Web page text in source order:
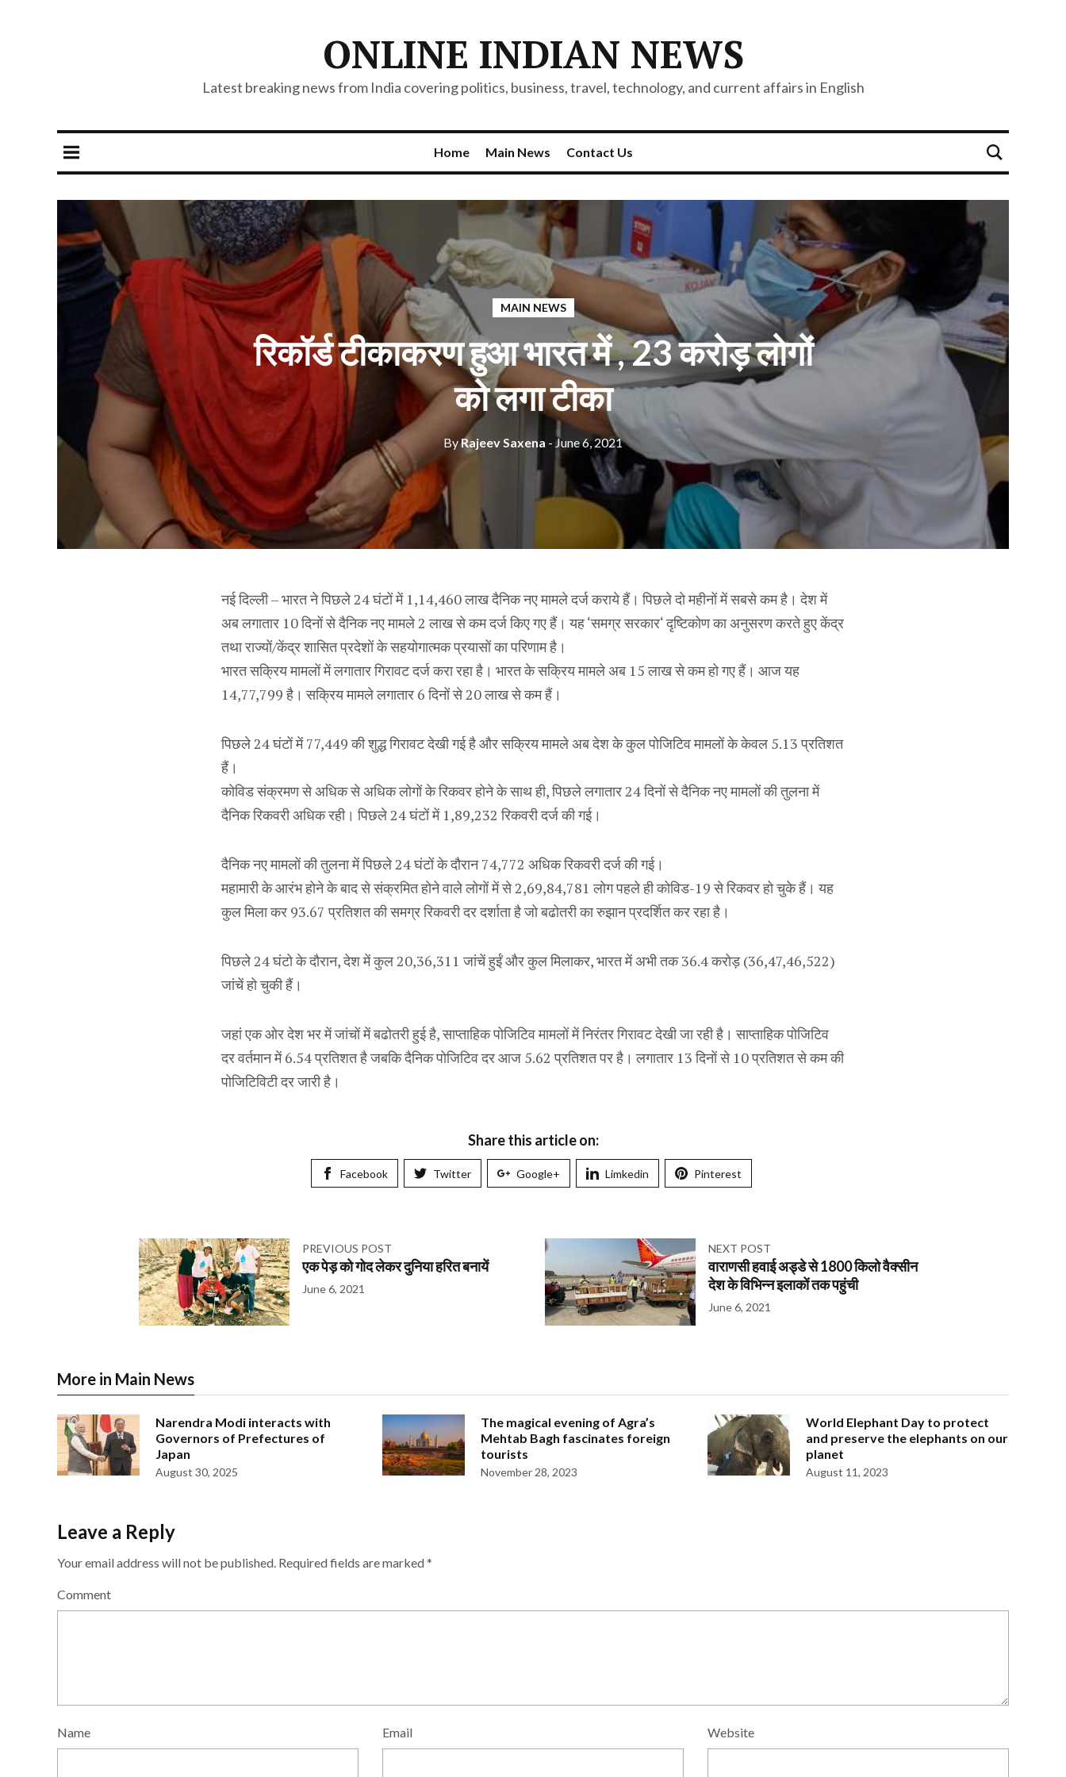
ONLINE INDIAN NEWS
Latest breaking news from India covering politics, business, travel, technology, and current affairs in English
Home Main News Contact Us
MAIN NEWS
रिकॉर्ड टीकाकरण हुआ भारत में , 23 करोड़ लोगों
को लगा टीका
ByRajeev Saxena - June 6, 2021
नई दिल्ली – भारत ने पिछले 24 घंटों में 1,14,460 लाख दैनिक नए मामले दर्ज कराये हैं। पिछले दो महीनों में सबसे कम है। देश में
अब लगातार 10 दिनों से दैनिक नए मामले 2 लाख से कम दर्ज किए गए हैं। यह ‘समग्र सरकार‘ दृष्टिकोण का अनुसरण करते हुए केंद्र
तथा राज्यों/केंद्र शासित प्रदेशों के सहयोगात्मक प्रयासों का परिणाम है।
भारत सक्रिय मामलों में लगातार गिरावट दर्ज करा रहा है। भारत के सक्रिय मामले अब 15 लाख से कम हो गए हैं। आज यह
14,77,799 है। सक्रिय मामले लगातार 6 दिनों से 20 लाख से कम हैं।
पिछले 24 घंटों में 77,449 की शुद्ध गिरावट देखी गई है और सक्रिय मामले अब देश के कुल पोजिटिव मामलों के केवल 5.13 प्रतिशत
हैं।
कोविड संक्रमण से अधिक से अधिक लोगों के रिकवर होने के साथ ही, पिछले लगातार 24 दिनों से दैनिक नए मामलों की तुलना में
दैनिक रिकवरी अधिक रही। पिछले 24 घंटों में 1,89,232 रिकवरी दर्ज की गई।
दैनिक नए मामलों की तुलना में पिछले 24 घंटों के दौरान 74,772 अधिक रिकवरी दर्ज की गई।
महामारी के आरंभ होने के बाद से संक्रमित होने वाले लोगों में से 2,69,84,781 लोग पहले ही कोविड-19 से रिकवर हो चुके हैं। यह
कुल मिला कर 93.67 प्रतिशत की समग्र रिकवरी दर दर्शाता है जो बढोतरी का रुझान प्रदर्शित कर रहा है।
पिछले 24 घंटो के दौरान, देश में कुल 20,36,311 जांचें हुईं और कुल मिलाकर, भारत में अभी तक 36.4 करोड़ (36,47,46,522)
जांचें हो चुकी हैं।
जहां एक ओर देश भर में जांचों में बढोतरी हुई है, साप्ताहिक पोजिटिव मामलों में निरंतर गिरावट देखी जा रही है। साप्ताहिक पोजिटिव
दर वर्तमान में 6.54 प्रतिशत है जबकि दैनिक पोजिटिव दर आज 5.62 प्रतिशत पर है। लगातार 13 दिनों से 10 प्रतिशत से कम की
पोजिटिविटी दर जारी है।
Share this article on:
Facebook Twitter Google+ Limkedin Pinterest
PREVIOUS POST
एक पेड़ को गोद लेकर दुनिया हरित बनायें
June 6, 2021
NEXT POST
वाराणसी हवाई अड्डे से 1800 किलो वैक्सीन
देश के विभिन्न इलाकों तक पहुंची
June 6, 2021
More in Main News
Narendra Modi interacts with
Governors of Prefectures of
Japan
August 30, 2025
The magical evening of Agra’s
Mehtab Bagh fascinates foreign
tourists
November 28, 2023
World Elephant Day to protect
and preserve the elephants on our
planet
August 11, 2023
Leave a Reply
Your email address will not be published. Required fields are marked*
Comment
Name Email Website